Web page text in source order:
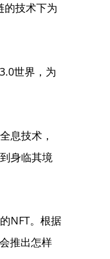
的技术下为
世界，为
息技术，
身临其境
NFT。根据
推出怎样